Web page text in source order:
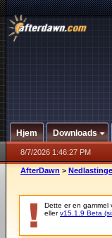
Hjem Downloads
8/7/2026 1:46:27 PM
AfterDawn >
Dette er en gammel
ellerv15.1.9 Beta